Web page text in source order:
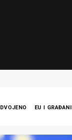
EU I GRAĐANI